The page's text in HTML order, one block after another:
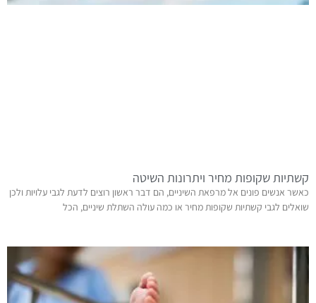
קשתיות שקופות מחיר ויתרונות השיטה
כאשר אנשים פונים אל מרפאת השיניים, הם דבר ראשון רוצים לדעת לגבי עלויות ולכן
שואלים לגבי קשתיות שקופות מחיר או כמה עולה השתלת שיניים, הכל